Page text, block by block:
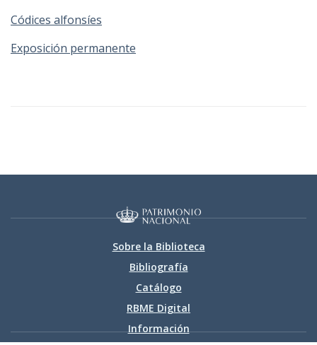
Códices alfonsíes
Exposición permanente
Sobre la Biblioteca
Bibliografía
Catálogo
RBME Digital
Información